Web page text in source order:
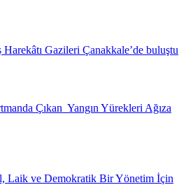
Harekâtı Gazileri Çanakkale’de buluştu
Çıkan Yangın Yürekleri Ağıza
Laik ve Demokratik Bir Yönetim İçin